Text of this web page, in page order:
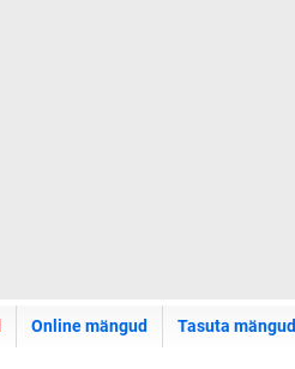
Online mängud Tasuta mängud